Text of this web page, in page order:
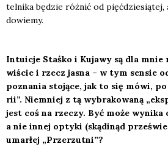
tel­ni­ka będzie róż­nić od
dowie­my.
Intu­icje Staś­ko i Kuja­wy są dla
wi­ście i rzecz jasna – w tym sen­sie
po­zna­nia sto­ją­ce, jak to się mówi,
rii”. Nie­mniej z tą wybra­ko­wa­ną
jest coś na rze­czy. Być może wyni­ka
a nie innej opty­ki (skąd­inąd
umar­łej „Prze­rzut­ni”?